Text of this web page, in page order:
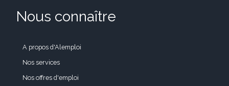
Nous connaître
A propos d'Alemploi
Nos services
Nos offres d'emploi